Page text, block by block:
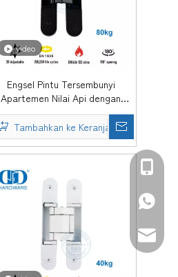
video
Engsel Pintu Tersembunyi
Apartemen Nilai Api dengan
EN1935-DDCH008-G80
Tambahkan ke Keranjang
+86-
+86-